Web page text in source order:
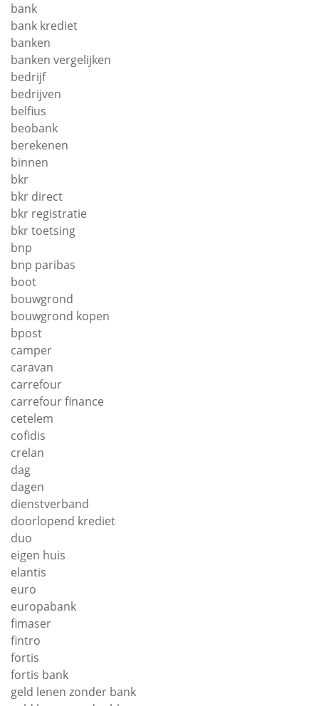
bank
bank krediet
banken
banken vergelijken
bedrijf
bedrijven
belfius
beobank
berekenen
binnen
bkr
bkr direct
bkr registratie
bkr toetsing
bnp
bnp paribas
boot
bouwgrond
bouwgrond kopen
bpost
camper
caravan
carrefour
carrefour finance
cetelem
cofidis
crelan
dag
dagen
dienstverband
doorlopend krediet
duo
eigen huis
elantis
euro
europabank
fimaser
fintro
fortis
fortis bank
geld lenen zonder bank